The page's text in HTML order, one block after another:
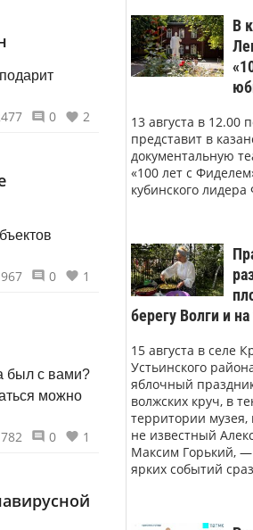
0
2
0
1
был с вами?
0
1
В
13 августа в 12.00
представит в
документальную
«100 лет с
кубинского
берегу Волги и
15 августа в селе
Устьинского
яблочный
волжских круч, в
территории музея,
не известный
Максим Горький,
ярких событий